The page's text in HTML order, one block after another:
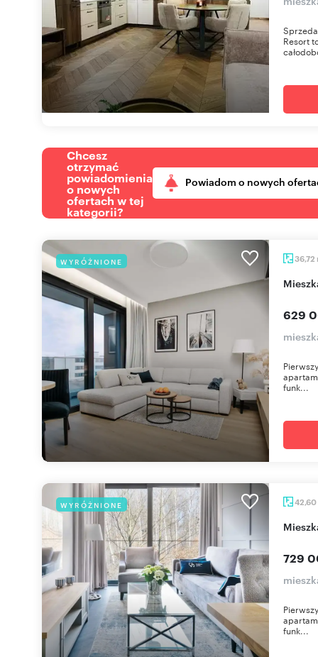
Resort
Chcesz
otrzymać
powiadomienia
o nowych
ofertach w tej
kategorii?
Powiadom o nowych
WYRÓŻNIONE 36,72
629
funk...
WYRÓŻNIONE 42,60
729
funk...